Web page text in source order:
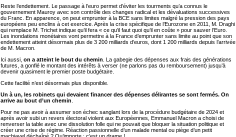
Reste l’endettement. Le passage à l’euro permet d’éviter les tourments qu’a connus le
gouvernement Mauroy avec son contrôle des changes radical et les dévaluations successives
du Franc. En apparence, on peut emprunter à la BCE sans limites malgré la pression des pays
européens peu enclins à cet exercice. Après la crise spécifique de l’Eurozone en 2011, M. Draghi
qui remplace M. Trichet indique qu’il fera « ce qu’il faut quoi qu’il en coûte » pour sauver l’Euro.
Les inondations monétaires vont permettre à la France d’emprunter sans limite au point que son
endettement atteint désormais plus de 3 200 milliards d’euros, dont 1 200 milliards depuis l’arrivée
de M. Macron.
Ici aussi, on a atteint le bout du chemin . La gabegie des dépenses aux frais des générations
futures, a gonflé le montant des intérêts à verser (ne parlons pas du remboursement) jusqu’à
devenir quasiment le premier poste budgétaire.
Cette facilité n’est désormais plus disponible.
Un à un, les robinets qui devaient financer des dépenses délirantes se sont fermés. On
arrive au bout d’un chemin
Pour ne pas avoir à assumer son échec sanglant lors de la procédure budgétaire de 2024 et
après avoir subi un revers électoral violent aux Européennes, Emmanuel Macron a choisi de
renverser la table avec une dissolution folle qui ne pouvait que bloquer la situation politique et
créer une crise de régime. Réaction passionnelle d’un malade mental ou piège d’un petit